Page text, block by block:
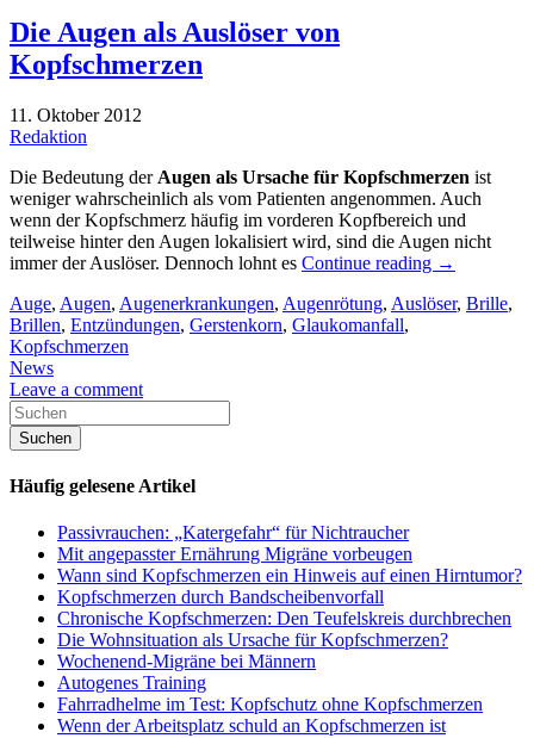
Die Augen als Auslöser von
Kopfschmerzen
11. Oktober 2012
Redaktion
Die Bedeutung der Augen als Ursache für Kopfschmerzen ist
weniger wahrscheinlich als vom Patienten angenommen. Auch
wenn der Kopfschmerz häufig im vorderen Kopfbereich und
teilweise hinter den Augen lokalisiert wird, sind die Augen nicht
immer der Auslöser. Dennoch lohnt es Continue reading →
Auge, Augen, Augenerkrankungen, Augenrötung, Auslöser, Brille,
Brillen, Entzündungen, Gerstenkorn, Glaukomanfall,
Kopfschmerzen
News
Leave a comment
Häufig gelesene Artikel
Passivrauchen: „Katergefahr“ für Nichtraucher
Mit angepasster Ernährung Migräne vorbeugen
Wann sind Kopfschmerzen ein Hinweis auf einen Hirntumor?
Kopfschmerzen durch Bandscheibenvorfall
Chronische Kopfschmerzen: Den Teufelskreis durchbrechen
Die Wohnsituation als Ursache für Kopfschmerzen?
Wochenend-Migräne bei Männern
Autogenes Training
Fahrradhelme im Test: Kopfschutz ohne Kopfschmerzen
Wenn der Arbeitsplatz schuld an Kopfschmerzen ist